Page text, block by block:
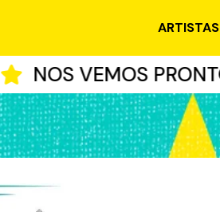
ARTISTAS
NOS VEMOS PRONTO